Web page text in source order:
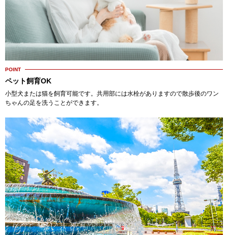
POINT
ペット飼育OK
小型犬または猫を飼育可能です。共用部には水栓がありますので散歩後のワン
ちゃんの足を洗うことができます。